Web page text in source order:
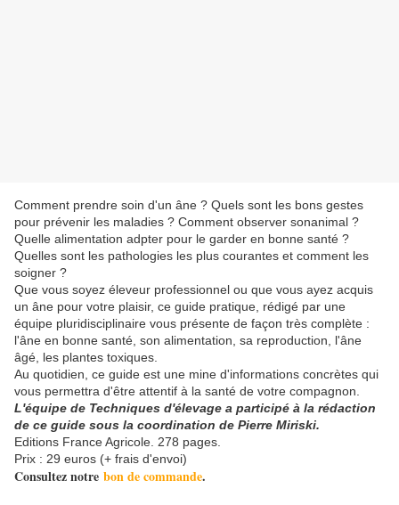
Comment prendre soin d'un âne ? Quels sont les bons gestes
pour prévenir les maladies ? Comment observer sonanimal ?
Quelle alimentation adpter pour le garder en bonne santé ?
Quelles sont les pathologies les plus courantes et comment les
soigner ?
Que vous soyez éleveur professionnel ou que vous ayez acquis
un âne pour votre plaisir, ce guide pratique, rédigé par une
équipe pluridisciplinaire vous présente de façon très complète :
l'âne en bonne santé, son alimentation, sa reproduction, l'âne
âgé, les plantes toxiques.
Au quotidien, ce guide est une mine d'informations concrètes qui
vous permettra d'être attentif à la santé de votre compagnon.
L'équipe de Techniques d'élevage a participé à la rédaction
de ce guide sous la coordination de Pierre Miriski.
Editions France Agricole. 278 pages.
Prix : 29 euros (+ frais d'envoi)
Consultez notre bon de commande.